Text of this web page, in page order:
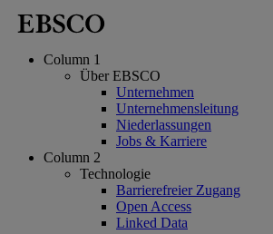
Column 1
Über EBSCO
Unternehmen
Unternehmensleitung
Niederlassungen
Jobs & Karriere
Column 2
Technologie
Barrierefreier Zugang
Open Access
Linked Data